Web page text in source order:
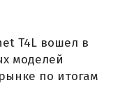
T4L вошел в
моделей
по итогам